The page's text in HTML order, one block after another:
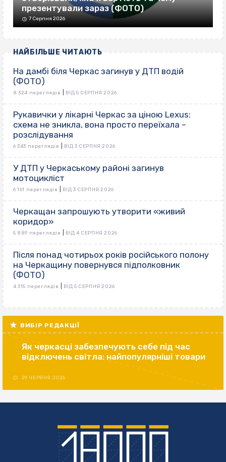
презентували зараз (ФОТО)
7 Серпня 2026
НАЙБІЛЬШЕ ЧИТАЮТЬ
На дамбі біля Черкас загинув у ДТП водій
(ФОТО)
8 324 переглядів ВІД 5 СЕРПНЯ 2026
Рукавички у лікарні Черкас за ціною Lexus:
схема не зникла, вона просто переїхала –
розслідування
6 343 переглядів ВІД 3 СЕРПНЯ 2026
У ДТП у Черкаському районі загинув
мотоцикліст
6 161 переглядів ВІД 3 СЕРПНЯ 2026
Черкащан запрошують утворити «живий
коридор»
5 889 переглядів ВІД 4 СЕРПНЯ 2026
Після понад чотирьох років російського полону
на Черкащину повернувся підполковник
(ФОТО)
4 315 переглядів ВІД 5 СЕРПНЯ 2026
ВИБІР РЕДАКЦІЇ
Як черкасці забезпечують себе під час
відключень світла: найпопулярніші товари
29 ЧЕРВНЯ 2026